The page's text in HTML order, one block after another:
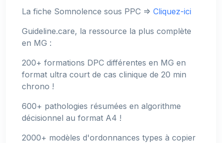
La fiche Somnolence sous PPC => Cliquez-ici
Guideline.care, la ressource la plus complète
en MG :
200+ formations DPC différentes en MG en
format ultra court de cas clinique de 20 min
chrono !
600+ pathologies résumées en algorithme
décisionnel au format A4 !
2000+ modèles d'ordonnances types à copier